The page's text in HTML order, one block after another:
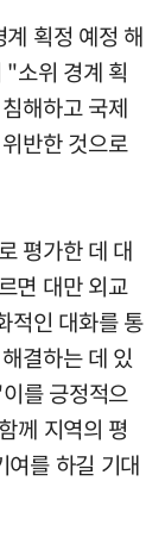
획정 예정 해
소위 경계 획
해하고 국제
반한 것으로
평가한 데 대
면 대만 외교
적인 대화를 통
결하는 데 있
를 긍정적으
께 지역의 평
여를 하길 기대